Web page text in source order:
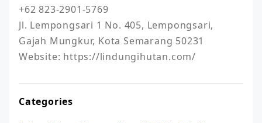
+62 823-2901-5769
Jl. Lempongsari 1 No. 405, Lempongsari,
Gajah Mungkur, Kota Semarang 50231
Website: https://lindungihutan.com/
Categories